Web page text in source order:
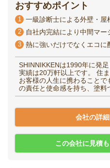
おすすめポイント
1 一級診断士による外壁・屋
2 自社内完結により中間マー
3 熱に強いだけでなくエコに
SHINNIKKENは1990年に発
実績は20万軒以上です。 住
お客様の人生に携わること
の責任と使命感を持ち、塗料
会社の詳
この会社に見積